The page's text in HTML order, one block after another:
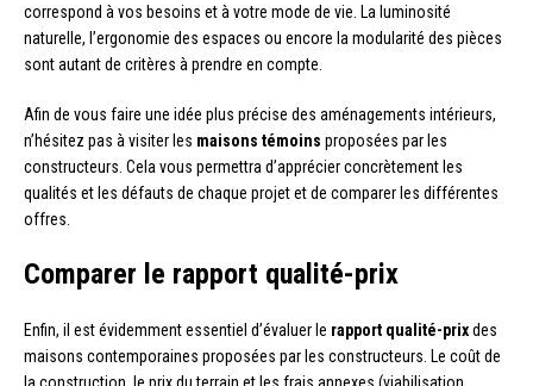
correspond à vos besoins et à votre mode de vie. La luminosité
naturelle, l’ergonomie des espaces ou encore la modularité des pièces
sont autant de critères à prendre en compte.
Afin de vous faire une idée plus précise des aménagements intérieurs,
n’hésitez pas à visiter les maisons témoins proposées par les
constructeurs. Cela vous permettra d’apprécier concrètement les
qualités et les défauts de chaque projet et de comparer les différentes
offres.
Comparer le rapport qualité-prix
Enfin, il est évidemment essentiel d’évaluer le rapport qualité-prixdes
maisons contemporaines proposées par les constructeurs. Le coût de